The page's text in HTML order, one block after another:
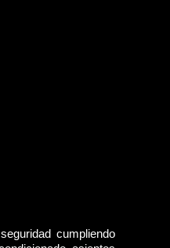
cumpliendo